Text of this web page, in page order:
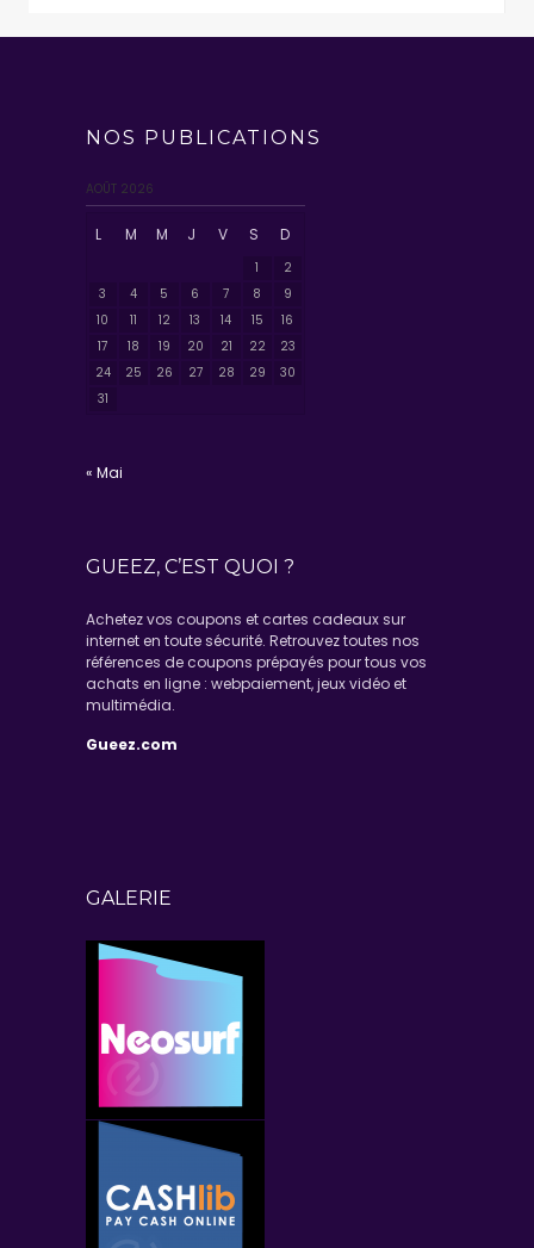
NOS PUBLICATIONS
AOÛT 2026
L M M J V S D
1
2
3
4 5 6 7 8
9
10
11 12 13 14 15
16
17
18 19 20 21 22
23
24
25 26 27 28 29
30
31
« Mai
GUEEZ, C’EST QUOI ?
Achetez vos coupons et cartes cadeaux sur
internet en toute sécurité. Retrouvez toutes nos
références de coupons prépayés pour tous vos
achats en ligne : webpaiement, jeux vidéo et
multimédia.
Gueez.com
GALERIE